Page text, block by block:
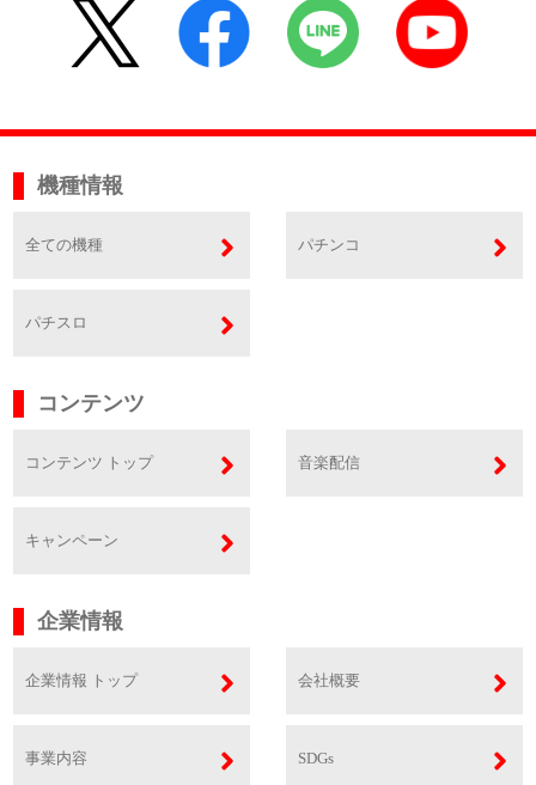
機種情報
全ての機種 パチンコ
パチスロ
コンテンツ
コンテンツ トップ 音楽配信
キャンペーン
企業情報
企業情報 トップ 会社概要
事業内容 SDGs